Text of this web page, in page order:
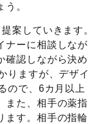
。
案していきます。
ナーに相談しなが
確認しながら決め
りますが、デザイ
ので、6カ月以上
また、相手の薬指
ます。相手の指輪